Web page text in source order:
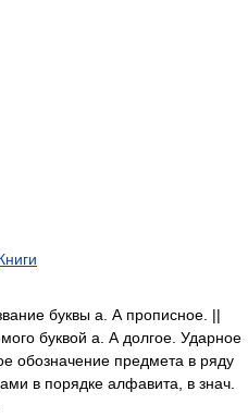
буквы а. А прописное. ||
буквой а. А долгое. Ударное
обозначение предмета в ряду
в порядке алфавита, в знач.